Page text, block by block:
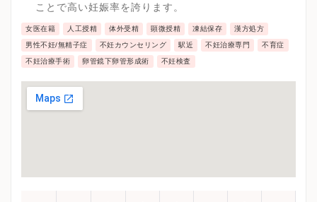
ことで高い妊娠率を誇ります。
女医在籍 人工授精 体外受精 顕微授精 凍結保存 漢方処方
男性不妊/無精子症 不妊カウンセリング 駅近 不妊治療専門 不育症
不妊治療手術 卵管鏡下卵管形成術 不妊検査